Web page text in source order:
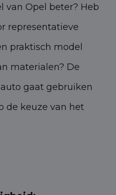
van Opel beter? Heb
representatieve
praktisch model
materialen? De
gaat gebruiken
de keuze van het